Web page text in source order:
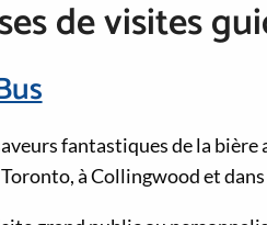
de visites
fantastiques de la
à Collingwood et